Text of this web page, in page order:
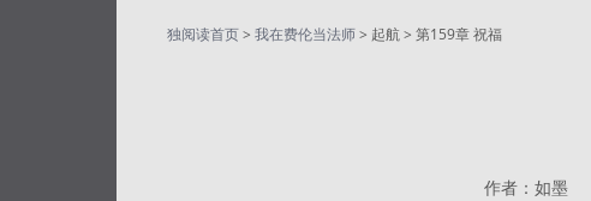
独阅读首页> 我在费伦当法师> 起航 > 第159章 祝福
作者：如墨